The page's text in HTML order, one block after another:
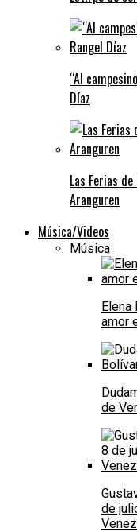
“Al
Díaz
Las Ferias
Aranguren
Música/Videos
Música
Elena
amor
de
de